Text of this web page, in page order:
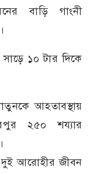
বাড়ি গাংনী
১০ টার দিকে
আহতাবস্থায়
২৫০ শয্যার
দুই আরোহীর জীবন